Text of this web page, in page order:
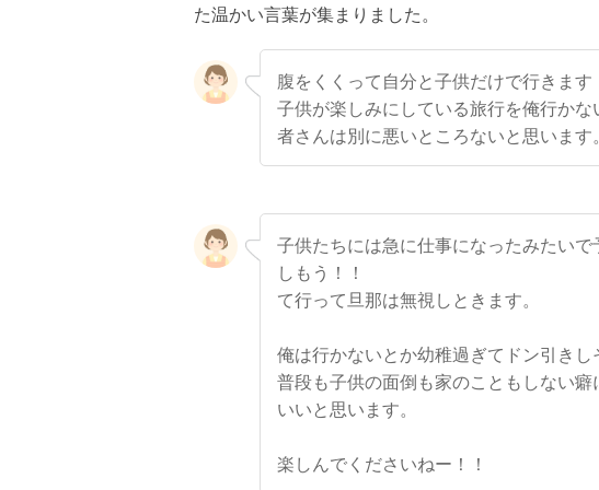
た温かい言葉が集まりました。
腹をくくって自分と子供だけで行きます
子供が楽しみにしている旅行を俺行か
者さんは別に悪いところないと思います。
子供たちには急に仕事になったみたい
しもう！！
て行って旦那は無視しときます。
俺は行かないとか幼稚過ぎてドン引きし
普段も子供の面倒も家のこともしない
いいと思います。
楽しんでくださいねー！！